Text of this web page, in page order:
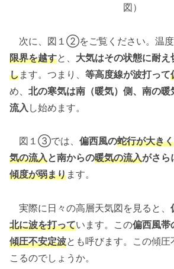
図）
次に、図１②をご覧ください。温
限界を越すと、 大気はその状態に耐え
します。つまり、 等高度線が波打って
め、 北の寒気は南（暖気）側、南の
流入 し始めます。
図１③では、 偏西風の蛇行が大きく
気の流入と南からの暖気の流入がさら
傾度が弱まります。
実際に日々の高層天気図を見ると、
北に波を打っています。この偏西風帯
傾圧不安定波とも呼びます。この傾
こるのでしょうか。